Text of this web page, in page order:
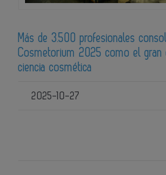
Más de 3.500 profesionales
Cosmetorium 2025 como el gran
ciencia cosmética
2025-10-27